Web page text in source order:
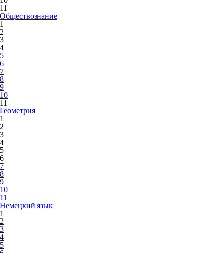
11
Обществознание
1
2
3
4
5
6
7
8
9
10
11
Геометрия
1
2
3
4
5
6
7
8
9
10
11
Немецкий язык
1
2
3
4
5